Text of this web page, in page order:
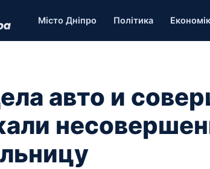
Місто Дніпро Політика
авто и